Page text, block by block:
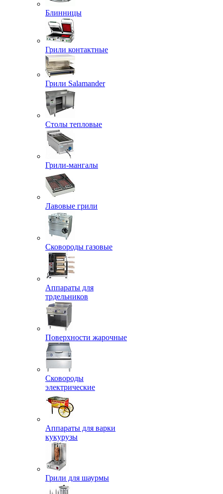
Блинницы
Грили контактные
Грили Salamander
Столы тепловые
Грили-мангалы
Лавовые грили
Сковороды газовые
Аппараты для
трдельников
Поверхности жарочные
Сковороды
электрические
Аппараты для варки
кукурузы
Грили для шаурмы